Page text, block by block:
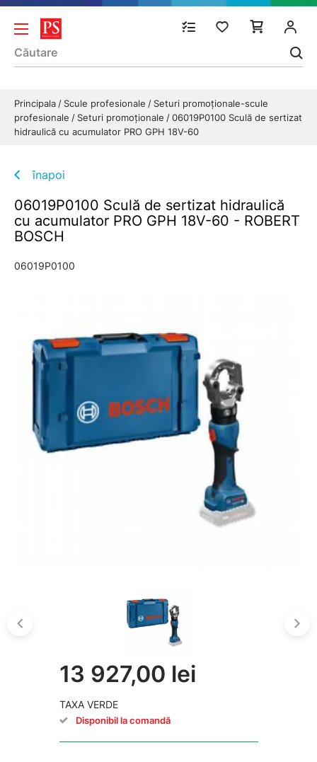
Principala Scule profesionale
Seturi promoționale-scule
profesionale
Seturi promoționale
06019P0100 Sculă de sertizat
hidraulică cu acumulator PRO GPH 18V-60
înapoi
06019P0100 Sculă de sertizat hidraulică
cu acumulator PRO GPH 18V-60 - ROBERT
BOSCH
06019P0100
13 927,00 lei
TAXA VERDE
Disponibil la comandă